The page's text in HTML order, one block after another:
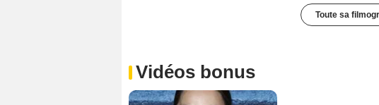
Toute sa
Vidéos bonus